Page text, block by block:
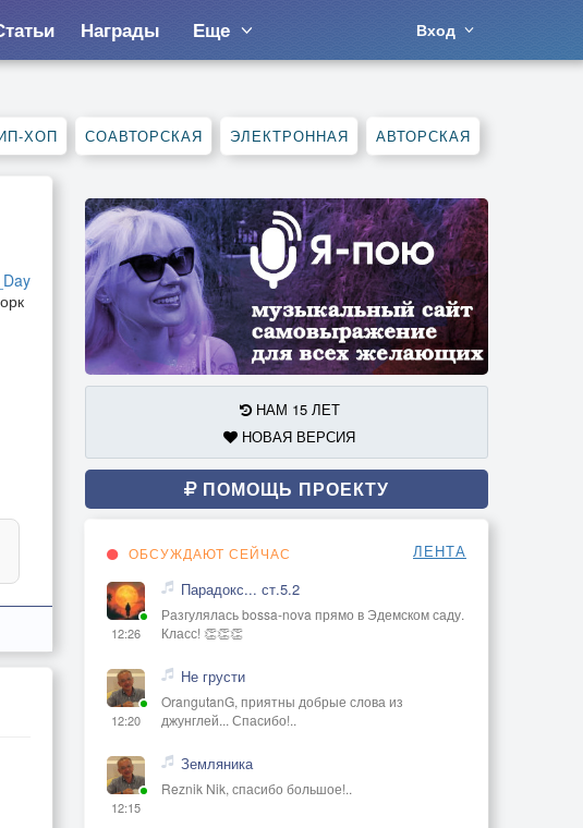
Награды Еще Вход
ХОП СОАВТОРСКАЯ ЭЛЕКТРОННАЯ АВТОРСКАЯ
НАМ 15 ЛЕТ
НОВАЯ ВЕРСИЯ
ПОМОЩЬ ПРОЕКТУ
ОБСУЖДАЮТ СЕЙЧАС ЛЕНТА
12:26
Парадокс... ст.5.2
Разгулялась bossa-nova прямо в Эдемском саду.
Класс! 👏👏👏
12:20
Не грусти
OrangutanG, приятны добрые слова из
джунглей... Спасибо!..
12:15
Земляника
Reznik Nik, спасибо большое!..